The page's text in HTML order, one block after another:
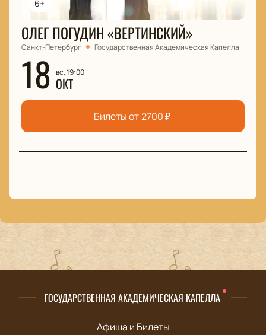
6+
ОЛЕГ ПОГУДИН «ВЕРТИНСКИЙ»
Санкт-Петербург Государственная Академическая Капелла
18 вс, 19:00
ОКТ
Билеты от 2700₽
ГОСУДАРСТВЕННАЯ АКАДЕМИЧЕСКАЯ КАПЕЛЛА
Афиша и Билеты